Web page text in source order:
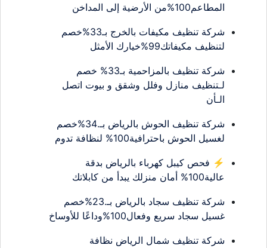
المطاعم100%من الأرضية إلى المداخن
شركة تنظيف مكيفات بالخرج بـ33%خصم
لتنظيف مكيفاتك99%خيارك الأمثل
شركة تنظيف بالمزاحمية بـ33% خصم
لـتنظيف منازل وفلل وشقق و بيوت اتصل
الـأن
شركة تنظيف الحوش بالرياض بـ.34%خصم
لغسيل الحوش باحترافية100% لنظافة تدوم
⚡ فحص كيبل كهرباء بالرياض بدقة
عالية100% أمان منزلك يبدأ من كابلاتك
شركة تنظيف سجاد بالرياض بـ.23%خصم
غسيل سجاد سريع وفعال100%وداعًا للأوساخ
شركة تنظيف شمال الرياض نظافة